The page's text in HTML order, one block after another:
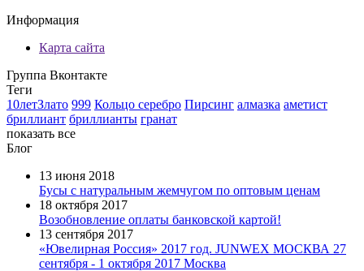
Информация
Карта сайта
Группа Вконтакте
Теги
10летЗлато 999 Кольцо серебро Пирсинг алмазка аметист
бриллиант бриллианты гранат
показать все
Блог
13 июня 2018
Бусы с натуральным жемчугом по оптовым ценам
18 октября 2017
Возобновление оплаты банковской картой!
13 сентября 2017
«Ювелирная Россия» 2017 год. JUNWEX МОСКВА 27
сентября - 1 октября 2017 Москва